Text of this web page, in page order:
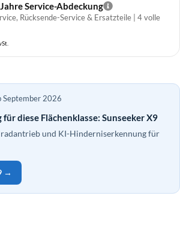
Service-Abdeckung
Rücksende-Service & Ersatzteile | 4 volle
September 2026
diese Flächenklasse: Sunseeker X9
und KI-Hinderniserkennung für
→